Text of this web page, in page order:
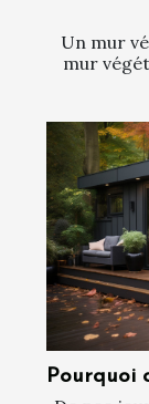
Un mur
mur
Pourquoi